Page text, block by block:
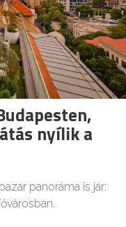
nyílik a
panoráma is jár: